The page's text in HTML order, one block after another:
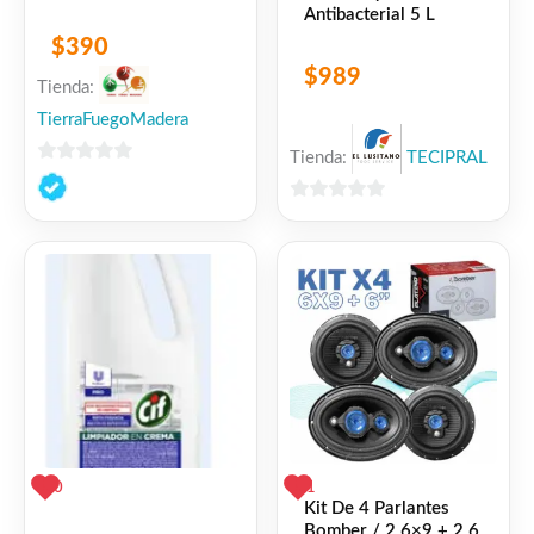
$390
Tienda:
TierraFuegoMadera
0
de
Antibacterial 5 L
$989
Tienda: TECIPRAL
5
0 1
Kit De 4 Parlantes